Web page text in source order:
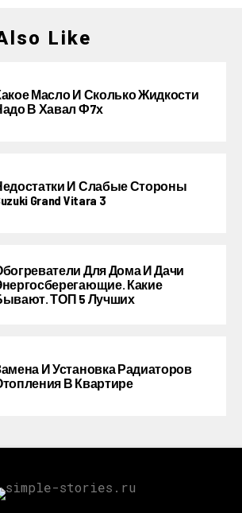
Like
Масло И Сколько Жидкости
В Хавал Ф7х
И Слабые Стороны
Grand Vitara 3
Для Дома И Дачи
Какие
ТОП 5 Лучших
И Установка Радиаторов
В Квартире